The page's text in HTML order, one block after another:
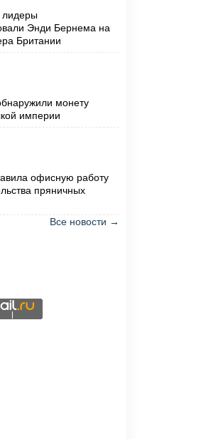
лидеры
Энди Бернема на
Британии
монету
империи
офисную работу
пряничных
Все новости →